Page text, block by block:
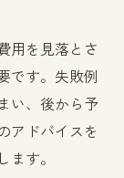
用を見落とさ
です。失敗例
い、後から予
アドバイスを
す。